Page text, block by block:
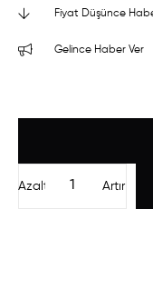
Fiyat Düşünce
Gelince Haber Ver
Artır
Azalt